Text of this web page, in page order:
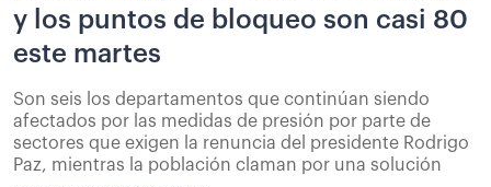
y los puntos de bloqueo son casi 80
este martes
Son seis los departamentos que continúan siendo
afectados por las medidas de presión por parte de
sectores que exigen la renuncia del presidente Rodrigo
Paz, mientras la población claman por una solución